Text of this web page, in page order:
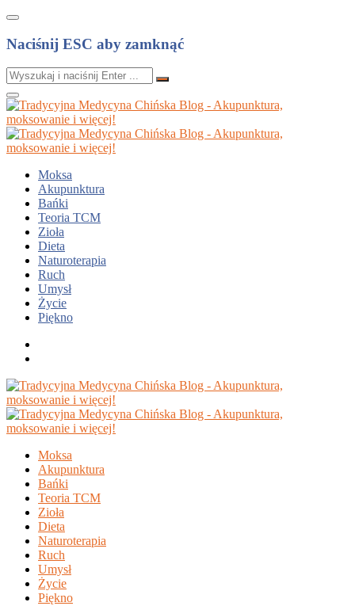
Naciśnij ESC aby zamknąć
Moksa
Akupunktura
Bańki
Teoria TCM
Zioła
Dieta
Naturoterapia
Ruch
Umysł
Życie
Piękno
Moksa
Akupunktura
Bańki
Teoria TCM
Zioła
Dieta
Naturoterapia
Ruch
Umysł
Życie
Piękno